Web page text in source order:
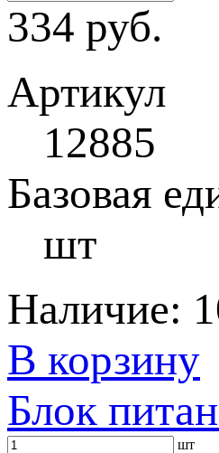
334 руб.
Артикул
12885
Базовая
шт
Наличие:
В корзину
Блок
шт